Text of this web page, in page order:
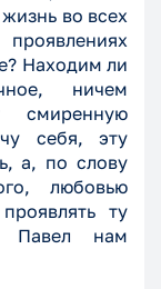
во всех
Находим ли
ничем
смиренную
себя, эту
а, по слову
любовью
ту
Павел нам